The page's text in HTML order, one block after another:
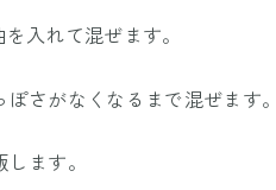
入れて混ぜます。
さがなくなるまで混ぜます。
ます。